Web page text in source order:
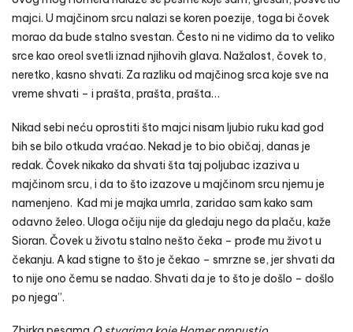
majci. U majčinom srcu nalazi se koren poezije, toga bi čovek
morao da bude stalno svestan. Često ni ne vidimo da to veliko
srce kao oreol svetli iznad njihovih glava. Nažalost, čovek to,
neretko, kasno shvati. Za razliku od majčinog srca koje sve na
vreme shvati – i prašta, prašta, prašta…
Nikad sebi neću oprostiti što majci nisam ljubio ruku kad god
bih se bilo otkuda vraćao. Nekad je to bio običaj, danas je
redak. Čovek nikako da shvati šta taj poljubac izaziva u
majčinom srcu, i da to što izazove u majčinom srcu njemu je
namenjeno. Kad mi je majka umrla, zaridao sam kako sam
odavno želeo. Uloga očiju nije da gledaju nego da plaču, kaže
Sioran. Čovek u životu stalno nešto čeka – prođe mu život u
čekanju. A kad stigne to što je čekao – smrzne se, jer shvati da
to nije ono čemu se nadao. Shvati da je to što je došlo – došlo
po njega”.